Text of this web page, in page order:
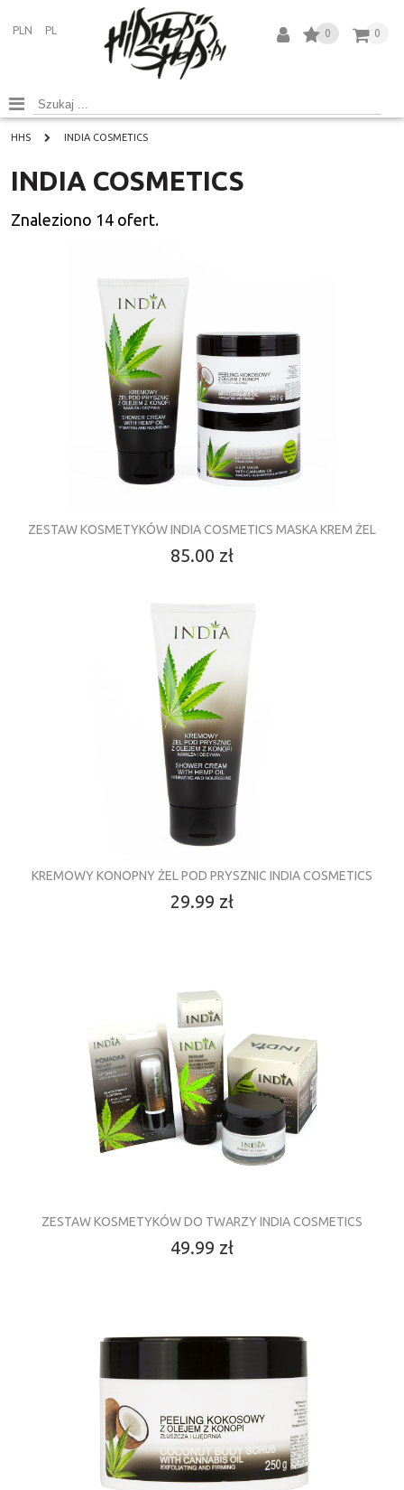
PLN PL 0
0
HHS INDIA COSMETICS
INDIA COSMETICS
Znaleziono 14 ofert.
ZESTAW KOSMETYKÓW INDIA COSMETICS MASKA KREM ŻEL
85.00 zł
KREMOWY KONOPNY ŻEL POD PRYSZNIC INDIA COSMETICS
29.99 zł
ZESTAW KOSMETYKÓW DO TWARZY INDIA COSMETICS
49.99 zł